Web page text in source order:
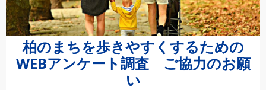
柏のまちを歩きやすくするための
WEBアンケート調査 ご協力のお願
い